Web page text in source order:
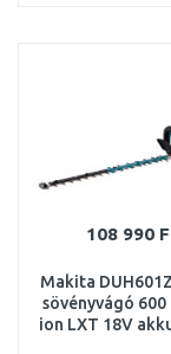
108 990
Makita
sövényvágó 600
ion LXT 18V